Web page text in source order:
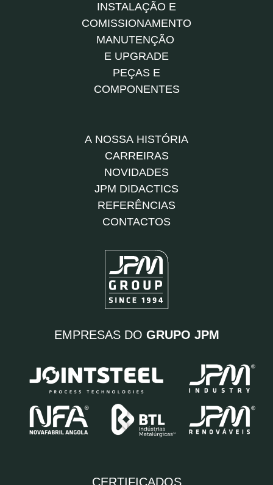
INSTALAÇÃO E
COMISSIONAMENTO
MANUTENÇÃO
E UPGRADE
PEÇAS E
COMPONENTES
A NOSSA HISTÓRIA
CARREIRAS
NOVIDADES
JPM DIDACTICS
REFERÊNCIAS
CONTACTOS
EMPRESAS DO GRUPO JPM
CERTIFICADOS